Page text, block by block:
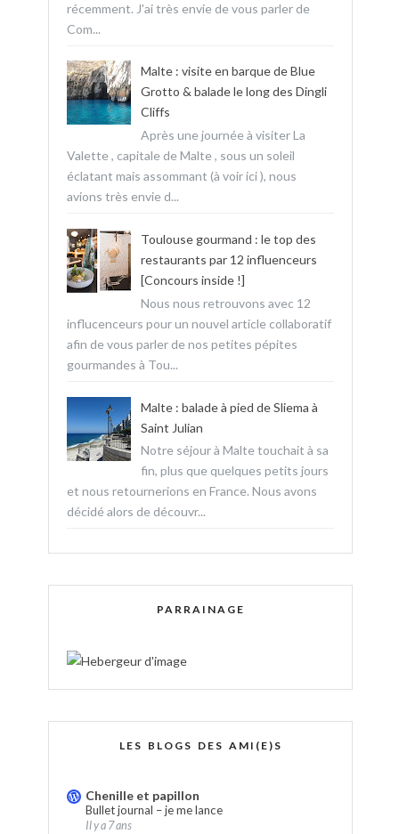
récemment. J'ai très envie de vous parler de
Com...
Malte : visite en barque de Blue
Grotto & balade le long des Dingli
Cliffs
Après une journée à visiter La
Valette , capitale de Malte , sous un soleil
éclatant mais assommant (à voir ici ), nous
avions très envie d...
Toulouse gourmand : le top des
restaurants par 12 influenceurs
[Concours inside !]
Nous nous retrouvons avec 12
influcenceurs pour un nouvel article collaboratif
afin de vous parler de nos petites pépites
gourmandes à Tou...
Malte : balade à pied de Sliema à
Saint Julian
Notre séjour à Malte touchait à sa
fin, plus que quelques petits jours
et nous retournerions en France. Nous avons
décidé alors de découvr...
PARRAINAGE
LES BLOGS DES AMI(E)S
Chenille et papillon
Bullet journal – je me lance
Il y a 7 ans